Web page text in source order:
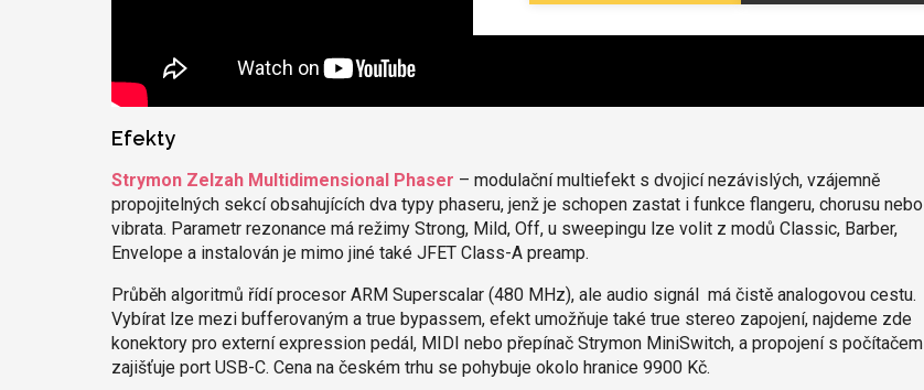
Efekty
Strymon Zelzah Multidimensional Phaser – modulační multiefekt s dvojicí nezávislých, vzájemně
propojitelných sekcí obsahujících dva typy phaseru, jenž je schopen zastat i funkce flangeru, chorusu nebo
vibrata. Parametr rezonance má režimy Strong, Mild, Off, u sweepingu lze volit z modů Classic, Barber,
Envelope a instalován je mimo jiné také JFET Class-A preamp.
Průběh algoritmů řídí procesor ARM Superscalar (480 MHz), ale audio signál má čistě analogovou cestu.
Vybírat lze mezi bufferovaným a true bypassem, efekt umožňuje také true stereo zapojení, najdeme zde
konektory pro externí expression pedál, MIDI nebo přepínač Strymon MiniSwitch, a propojení s počítačem
zajišťuje port USB-C. Cena na českém trhu se pohybuje okolo hranice 9900 Kč.